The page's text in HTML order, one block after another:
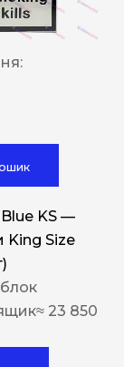
KS —
King Size
≈ 23 850